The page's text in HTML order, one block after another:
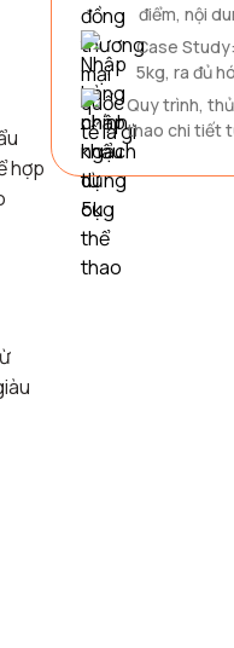
hợp
điểm, nội
Case
5kg, ra đủ
Quy trình,
thao chi tiết